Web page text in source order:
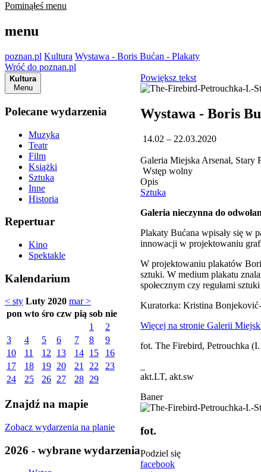
Pominąłeś menu
menu
poznan.pl Kultura Wystawa - Boris Bućan - Plakaty
Wróć do poznan.pl
Kultura
Menu
Polecane wydarzenia
Muzyka
Teatr
Film
Książki
Sztuka
Inne
Historia
Repertuar
Kino
Spektakle
Kalendarium
< sty Luty 2020 mar >
pon wto śro czw pią sob nie
1
2
3
4 5 6 7 8
9
10
11 12 13 14 15
16
17
18 19 20 21 22
23
24
25 26 27 28 29
Znajdź na mapie
Zobacz wydarzenia na planie
2026 - wybrane wydarzenia
Powiększ tekst
Wystawa - Boris
14.02 – 22.03.2020
Galeria Miejska Arsenał, Stary
Wstęp wolny
Opis
Sztuka
Galeria nieczynna do
Plakaty Bućana wpisały się w
innowacji w projektowaniu
W projektowaniu plakatów
sztuki. W medium plakatu
społecznym czy regułami
Kuratorka: Kristina
Więcej na stronie Galerii
fot. The Firebird, Petrouchka
akt.LT, akt.sw
Baner
fot.
Podziel się
facebook